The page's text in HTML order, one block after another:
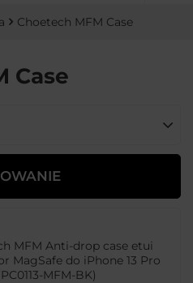
Choetech MFM Case
Case
MFM Anti-drop case etui
MagSafe do iPhone 13 Pro
MFM-BK)